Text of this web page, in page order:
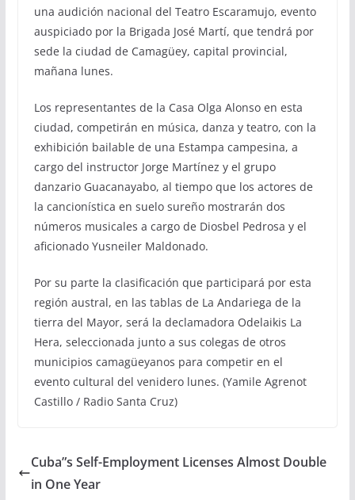
una audición nacional del Teatro Escaramujo, evento
auspiciado por la Brigada José Martí, que tendrá por
sede la ciudad de Camagüey, capital provincial,
mañana lunes.
Los representantes de la Casa Olga Alonso en esta
ciudad, competirán en música, danza y teatro, con la
exhibición bailable de una Estampa campesina, a
cargo del instructor Jorge Martínez y el grupo
danzario Guacanayabo, al tiempo que los actores de
la cancionística en suelo sureño mostrarán dos
números musicales a cargo de Diosbel Pedrosa y el
aficionado Yusneiler Maldonado.
Por su parte la clasificación que participará por esta
región austral, en las tablas de La Andariega de la
tierra del Mayor, será la declamadora Odelaikis La
Hera, seleccionada junto a sus colegas de otros
municipios camagüeyanos para competir en el
evento cultural del venidero lunes. (Yamile Agrenot
Castillo / Radio Santa Cruz)
Cuba”s Self-Employment Licenses Almost Double
in One Year